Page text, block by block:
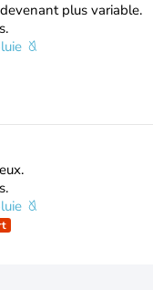
plus variable.